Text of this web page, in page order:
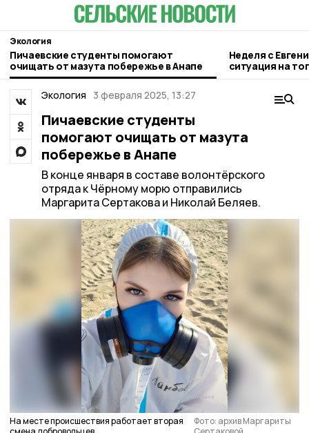
Экология
Пичаевские студенты помогают
очищать от мазута побережье в Анапе
Неделя с
ситуация на
городе и
Экология
3 февраля 2025, 13:27
Пичаевские студенты
помогают очищать от мазута
побережье в Анапе
В конце января в составе волонтёрского
отряда к Чёрному морю отправились
Маргарита Сертакова и Николай Беляев.
На месте происшествия работает вторая
Фото: архив Маргариты